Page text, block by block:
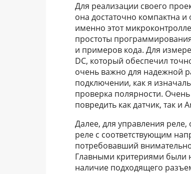
Для реализации своего
она достаточно компактна
именно этот
простоты
и примеров кода. Для
DC, который обеспечил
очень важно для надежной
подключении, как я
проверка полярности.
повредить как датчик, так и
Далее, для управления
реле с соответствующим
потребовавший
Главными критериями были
наличие подходящего